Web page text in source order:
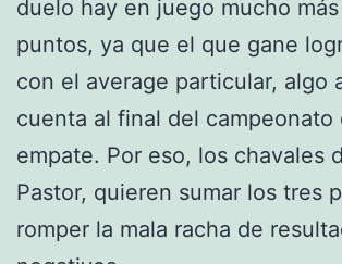
duelo hay en juego mucho
puntos, ya que el que gane
con el average particular, algo
cuenta al final del campeonato
empate. Por eso, los chavales
Pastor, quieren sumar los tres
romper la mala racha de